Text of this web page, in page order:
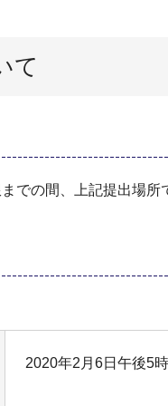
て
での間、上記提出場所
2020年2月6日午後5